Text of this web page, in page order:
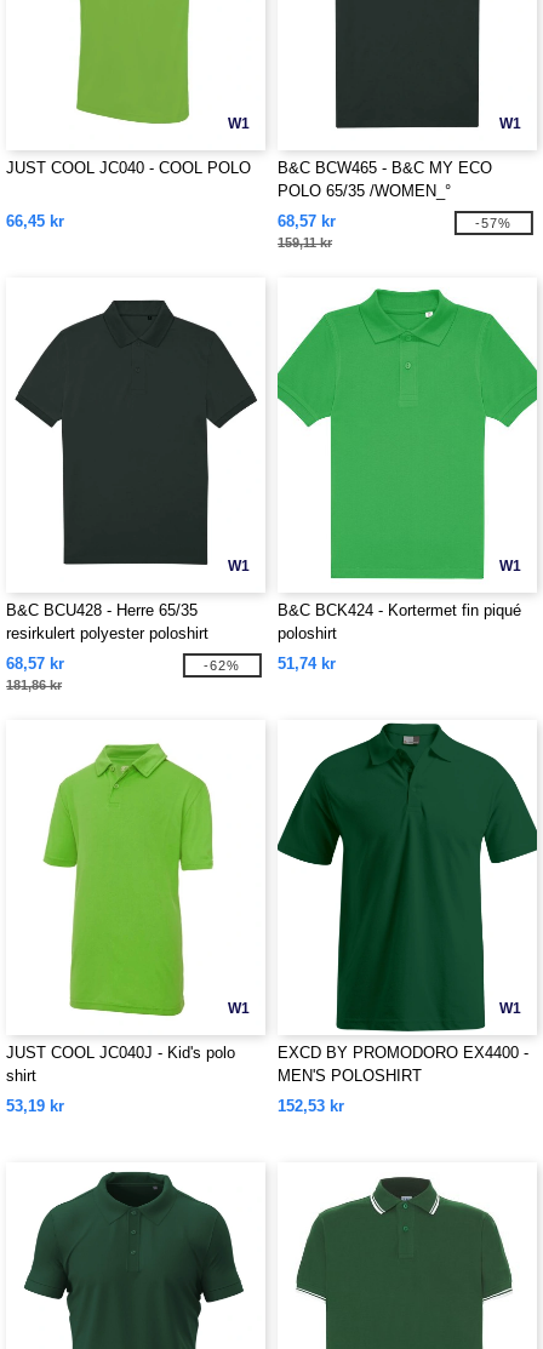
W1
JUST COOL JC040 - COOL POLO
66,45 kr
W1
B&C BCW465 - B&C MY ECO
POLO 65/35 /WOMEN_°
68,57 kr
159,11 kr
-57%
W1
B&C BCU428 - Herre 65/35
resirkulert polyester poloshirt
68,57 kr
181,86 kr
-62%
W1
B&C BCK424 - Kortermet fin piqué
poloshirt
51,74 kr
W1
JUST COOL JC040J - Kid's polo
shirt
53,19 kr
W1
EXCD BY PROMODORO EX4400 -
MEN'S POLOSHIRT
152,53 kr